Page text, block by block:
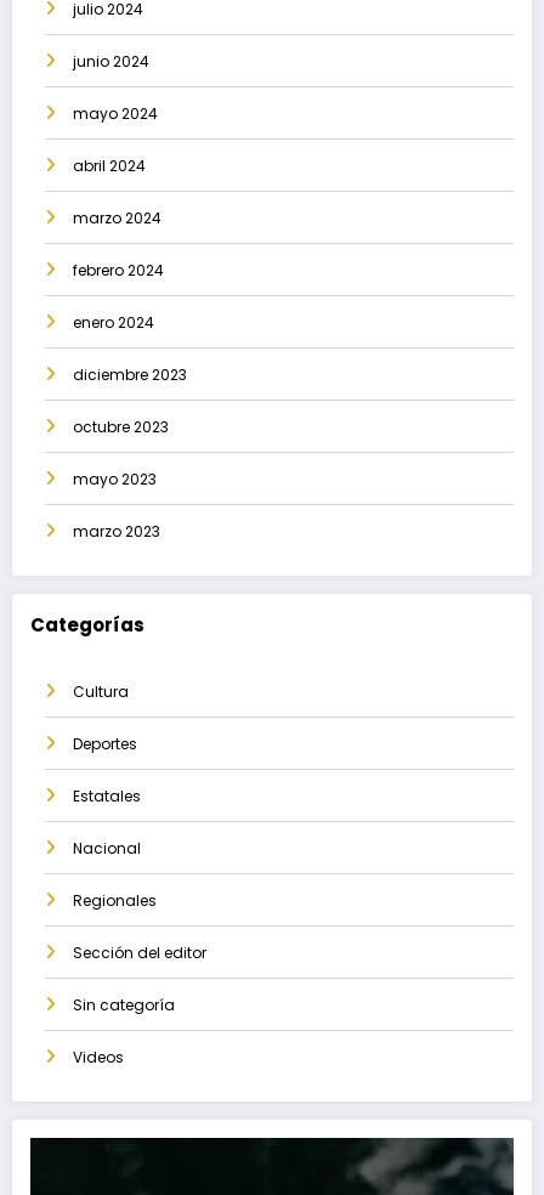
julio 2024
junio 2024
mayo 2024
abril 2024
marzo 2024
febrero 2024
enero 2024
diciembre 2023
octubre 2023
mayo 2023
marzo 2023
Categorías
Cultura
Deportes
Estatales
Nacional
Regionales
Sección del editor
Sin categoría
Videos